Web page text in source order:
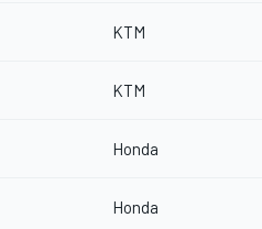
KTM
KTM
Honda
Honda